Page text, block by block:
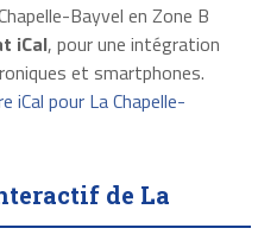
Bayvel en Zone B
iCal, pour une intégration
et smartphones.
iCal pour La Chapelle-
de La